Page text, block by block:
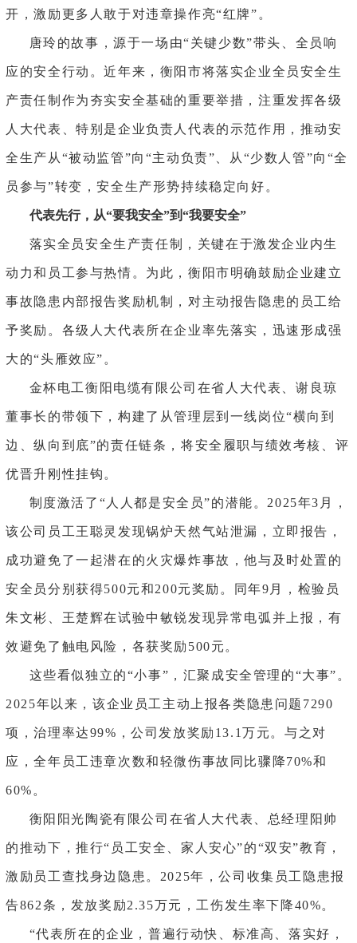
开，激励更多人敢于对违章操作亮“红牌”。
唐玲的故事，源于一场由“关键少数”带头、全员响
应的安全行动。近年来，衡阳市将落实企业全员安全生
产责任制作为夯实安全基础的重要举措，注重发挥各级
人大代表、特别是企业负责人代表的示范作用，推动安
全生产从“被动监管”向“主动负责”、从“少数人管”向“全
员参与”转变，安全生产形势持续稳定向好。
代表先行， 从“要我安全”到“我要安全”
落实全员安全生产责任制，关键在于激发企业内生
动力和员工参与热情。为此，衡阳市明确鼓励企业建立
事故隐患内部报告奖励机制，对主动报告隐患的员工给
予奖励。各级人大代表所在企业率先落实，迅速形成强
大的“头雁效应”。
金杯电工衡阳电缆有限公司在省人大代表、谢良琼
董事长的带领下，构建了从管理层到一线岗位“横向到
边、纵向到底”的责任链条，将安全履职与绩效考核、评
优晋升刚性挂钩。
制度激活了 “人人都是安全员”的潜能。2025年3月，
该公司员工王聪灵发现锅炉天然气站泄漏，立即报告，
成功避免了一起潜在的火灾爆炸事故，他与及时处置的
安全员分别获得500元和200元奖励。同年9月，检验员
朱文彬、王楚辉在试验中敏锐发现异常电弧并上报，有
效避免了触电风险，各获奖励500元。
这些看似独立的“小事”，汇聚成安全管理的“大事”。
2025年以来，该企业员工主动上报各类隐患问题7290
项，治理率达99%，公司发放奖励13.1万元。与之对
应，全年员工违章次数和轻微伤事故同比骤降70%和
60%。
衡阳阳光陶瓷有限公司在省人大代表、总经理阳帅
的推动下，推行“员工安全、家人安心”的“双安”教育，
激励员工查找身边隐患。2025年，公司收集员工隐患报
告862条，发放奖励2.35万元，工伤发生率下降40%。
“代表所在的企业，普遍行动快、标准高、落实好，